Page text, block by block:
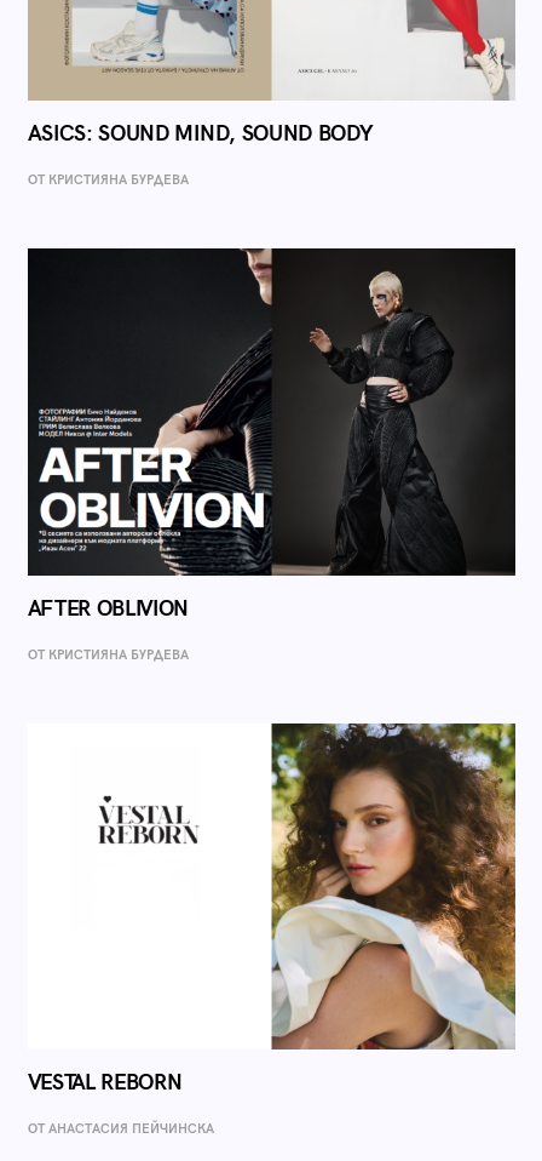
ASICS: SOUND MIND, SOUND BODY
ОТ КРИСТИЯНА БУРДЕВА
AFTER OBLIVION
ОТ КРИСТИЯНА БУРДЕВА
VESTAL REBORN
ОТ AНАСТАСИЯ ПЕЙЧИНСКА